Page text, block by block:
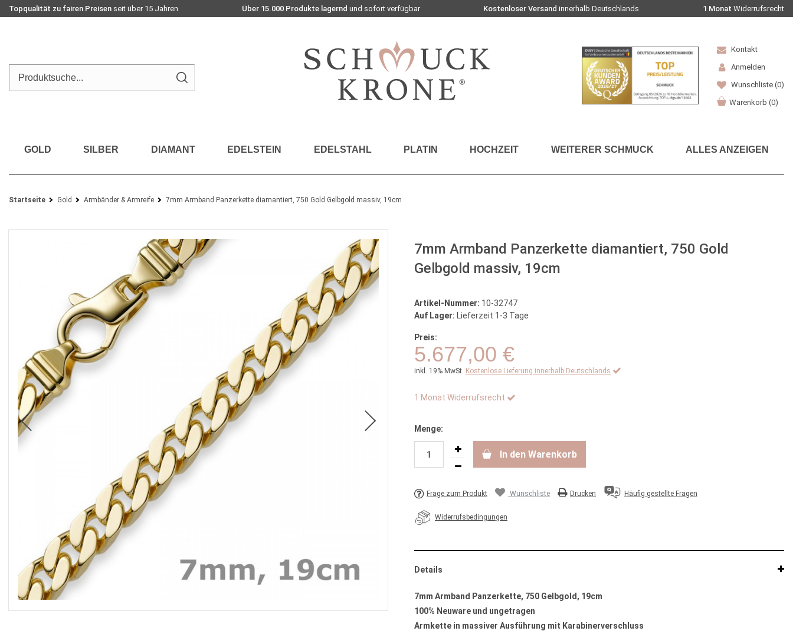
Topqualität zu fairen Preisen seit über 15 Jahren Über 15.000 Produkte lagernd und sofort verfügbar Kostenloser Versand innerhalb Deutschlands 1 Monat Widerrufsrecht
Kontakt
Anmelden
Wunschliste (0)
Warenkorb (0)
GOLD SILBER DIAMANT EDELSTEIN EDELSTAHL PLATIN HOCHZEIT WEITERER SCHMUCK ALLES ANZEIGEN
Startseite Gold Armbänder & Armreife 7mm Armband Panzerkette diamantiert, 750 Gold Gelbgold massiv, 19cm
7mm Armband Panzerkette diamantiert, 750 Gold
Gelbgold massiv, 19cm
Artikel-Nummer: 10-32747
Auf Lager: Lieferzeit 1-3 Tage
Preis:
5.677,00 €
inkl. 19% MwSt. Kostenlose Lieferung innerhalb Deutschlands
1 Monat Widerrufsrecht
Menge:
In den Warenkorb
Frage zum Produkt Wunschliste Drucken Häufig gestellte Fragen
Widerrufsbedingungen
Details
7mm Armband Panzerkette, 750 Gelbgold, 19cm
100% Neuware und ungetragen
Armkette in massiver Ausführung mit Karabinerverschluss